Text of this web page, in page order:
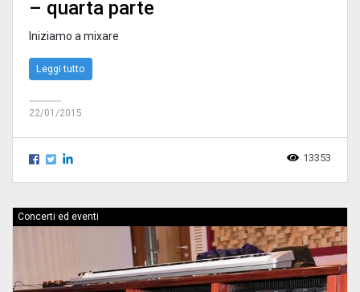
– quarta parte
Iniziamo a mixare
Leggi tutto
22/01/2015
13353
Concerti ed eventi